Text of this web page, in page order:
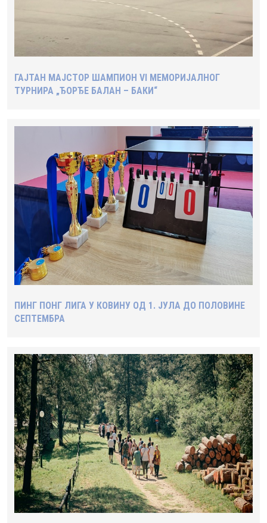
ГАЈТАН МАЈСТОР ШАМПИОН VI МЕМОРИЈАЛНОГ
ТУРНИРА „ЂОРЂЕ БАЛАН – БАКИ“
ПИНГ ПОНГ ЛИГА У КОВИНУ ОД 1. ЈУЛА ДО ПОЛОВИНЕ
СЕПТЕМБРА